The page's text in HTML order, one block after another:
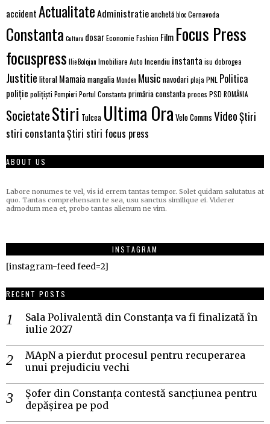
accidentActualitateAdministratieanchetăblocCernavoda
Constanta Cultura dosarEconomie Fashion Film Focus Press
focuspress Ilie Bolojan Imobiliare Auto Incendiu instanta isu dobrogea
Justitie litoral Mamaia mangaliaMonden Music navodariplaja PNL Politica
poliție polițiști Pompieri Portul Constanta primăria constantaproces PSD ROMÂNIA
SocietateStiri Tulcea Ultima Ora Velo Comms VideoȘtiri
stiri constantaȘtiri stiri focus press
ABOUT US
Labore nonumes te vel, vis id errem tantas tempor. Solet quidam salutatus at
quo. Tantas comprehensam te sea, usu sanctus similique ei. Viderer
admodum mea et, probo tantas alienum ne vim.
INSTAGRAM
[instagram-feed feed=2]
RECENT POSTS
Sala Polivalentă din Constanța va fi finalizată în
iulie 2027
MApN a pierdut procesul pentru recuperarea
unui prejudiciu vechi
Șofer din Constanța contestă sancțiunea pentru
depășirea pe pod